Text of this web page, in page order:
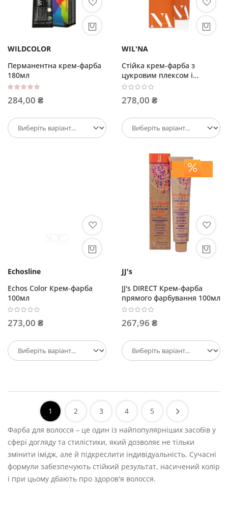
WILDCOLOR
Перманентна крем-фарба
180мл
Рейтинг:
100%
284,00 ₴
WIL'NA
Стійка крем-фарба з
цукровим плексом і
кератином 100мл
278,00 ₴
Echosline
Echos Color Крем-фарба
100мл
273,00 ₴
JJ's
JJ's DIRECT Крем-фарба
прямого фарбування 100мл
267,96 ₴
1 2 3 4
5
Фарба для волосся – це один із найпопулярніших засобів у
сфері догляду та стилістики, який дозволяє не тільки
змінити імідж, але й підкреслити індивідуальність. Сучасні
формули забезпечують стійкий результат, насичений колір
і при цьому дбають про здоров'я волосся.